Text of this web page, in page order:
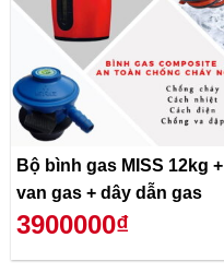
Bộ bình gas MISS 12kg +
van gas + dây dẫn gas
3900000₫